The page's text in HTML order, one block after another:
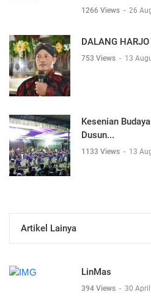
1266 Views - 26
DALANG HARJO
753 Views - 13
Kesenian
Dusun...
1133 Views - 13
Artikel Lainya
LinMas
394 Views - 30